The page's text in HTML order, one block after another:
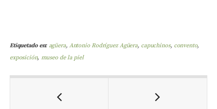
Etiquetado en: agüera, Antonio Rodríguez Agüera, capuchinos, convento,
exposición, museo de la piel